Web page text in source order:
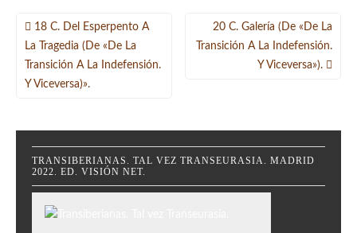
Navegación
de
entradas
18 C. Del Esperpento A
La Tragedia (de «De La
Transición A La Indefensión.
Y Viceversa)».
20 C. Galería (de «De La
Transición A La Indefensión.
Y Viceversa»).
TRANSIBERIANAS. TAL VEZ TRANSEURASIA. MADRID
2022. ED. VISIÓN NET.